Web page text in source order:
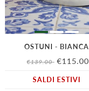
OSTUNI - BIANCA
€139.00 €115.00
SALDI ESTIVI